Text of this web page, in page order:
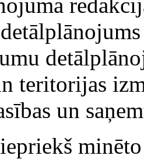
teritorijas
un